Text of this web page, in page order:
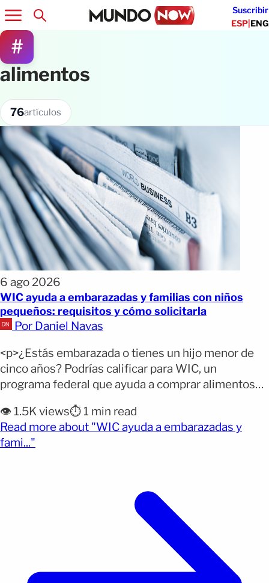
Suscribir
ESP|ENG
#
alimentos
76artículos
6 ago 2026
WIC ayuda a embarazadas y familias con niños
pequeños: requisitos y cómo solicitarla
Por Daniel Navas
<p>¿Estás embarazada o tienes un hijo menor de
cinco años? Podrías calificar para WIC, un
programa federal que ayuda a comprar alimentos
se entrega mediante una tarjeta electrónica que
permite adquirir productos autorizados, y el
contenido varía según las necesidades de cada
👁️ 1.5K views⏱️ 1 min read
Read more about "WIC ayuda a embarazadas y
fami..."